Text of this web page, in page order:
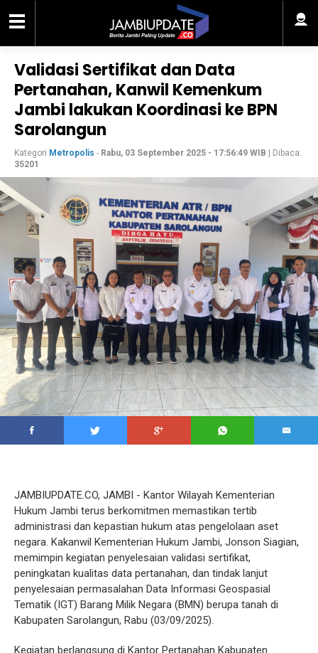
Validasi Sertifikat dan Data
Pertanahan, Kanwil Kemenkum
Jambi lakukan Koordinasi ke BPN
Sarolangun
Kategori Metropolis - Rabu, 03 September 2025 - 17:56:49 WIB | Dibaca:
35201
JAMBIUPDATE.CO, JAMBI - Kantor Wilayah Kementerian
Hukum Jambi terus berkomitmen memastikan tertib
administrasi dan kepastian hukum atas pengelolaan aset
negara. Kakanwil Kementerian Hukum Jambi, Jonson Siagian,
memimpin kegiatan penyelesaian validasi sertifikat,
peningkatan kualitas data pertanahan, dan tindak lanjut
penyelesaian permasalahan Data Informasi Geospasial
Tematik (IGT) Barang Milik Negara (BMN) berupa tanah di
Kabupaten Sarolangun, Rabu (03/09/2025).
Kegiatan berlangsung di Kantor Pertanahan Kabupaten